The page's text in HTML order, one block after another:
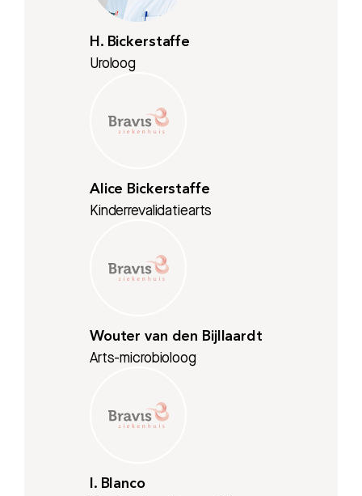
H. Bickerstaffe
Uroloog
Alice Bickerstaffe
Kinderrevalidatiearts
Wouter van den Bijllaardt
Arts-microbioloog
I. Blanco